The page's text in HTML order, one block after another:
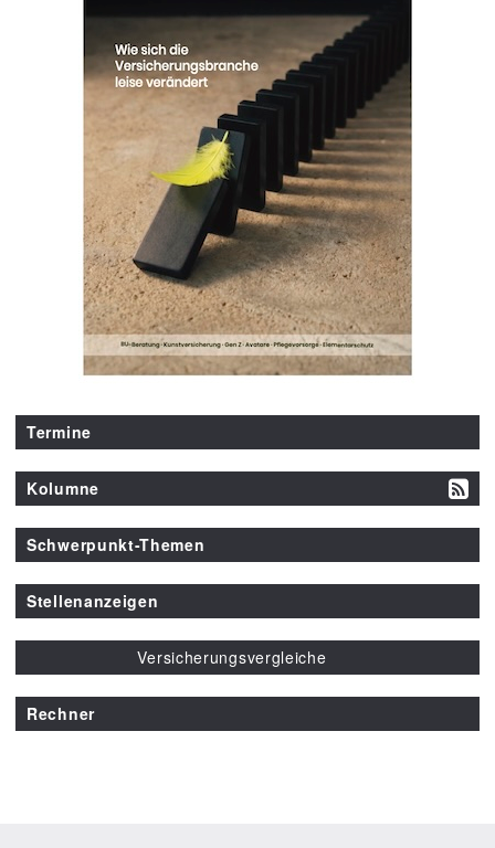
Termine
Kolumne
Schwerpunkt-Themen
Stellenanzeigen
Versicherungsvergleiche
Rechner